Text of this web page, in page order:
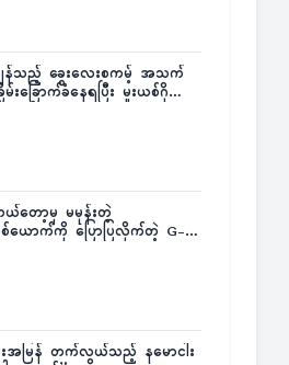
န်သည့် ခွေးလေးစကမ့် အသက်
းခြောက်ခံနေရပြီး မူးယစ်ဂိုဏ်း
တော့မှ မမုန်းတဲ့
ယောက်ကို ပြောပြလိုက်တဲ့ G-
းအမြန် တက်လွယ်သည့် နမောငါး